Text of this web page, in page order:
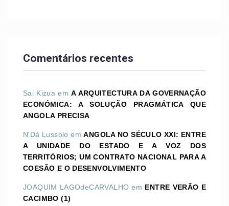
Comentários recentes
Sai Kizua emA ARQUITECTURA DA GOVERNAÇÃO
ECONÓMICA: A SOLUÇÃO PRAGMÁTICA QUE
ANGOLA PRECISA
N'Dá Lussolo emANGOLA NO SÉCULO XXI: ENTRE
A UNIDADE DO ESTADO E A VOZ DOS
TERRITÓRIOS; UM CONTRATO NACIONAL PARA A
COESÃO E O DESENVOLVIMENTO
JOAQUIM LAGOdeCARVALHO em ENTRE VERÃO E
CACIMBO (1)